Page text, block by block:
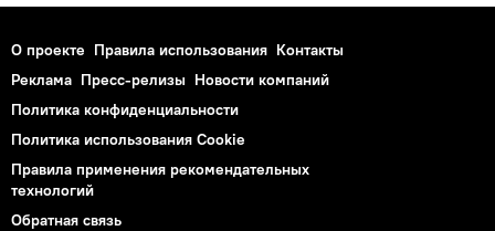
О проекте Правила использования Контакты
Реклама Пресс-релизы Новости компаний
Политика конфиденциальности
Политика использования Cookie
Правила применения рекомендательных
технологий
Обратная связь